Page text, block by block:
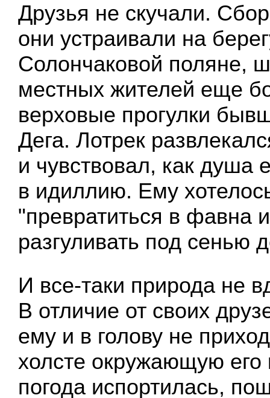
Друзья не скучали.
они устраивали на
Солончаковой поляне,
местных жителей еще
верховые прогулки
Дега. Лотрек
и чувствовал, как душа
в идиллию. Ему
"превратиться в фавна
разгуливать под сенью
И все-таки природа не
В отличие от своих
ему и в голову не
холсте окружающую его
погода испортилась,